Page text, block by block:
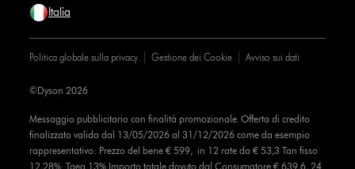
Italia
Politica globale sulla privacy Gestione dei Cookie Avviso sui dati
Messaggio pubblicitario con finalità promozionale. Offerta di credito
finalizzato valida dal 13/05/2026 al 31/12/2026 come da esempio
rappresentativo: Prezzo del bene € 599, in 12 rate da € 53,3 Tan fisso
12,28% Taeg 13% Importo totale dovuto dal Consumatore € 639,6, 24
©Dyson 2026